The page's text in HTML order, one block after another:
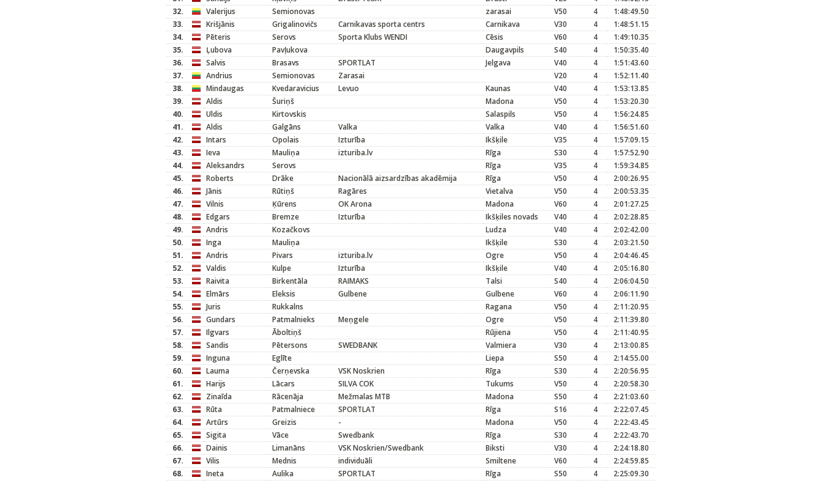
32.
Valerijus Semionovas zarasai V50 4
1:48:49.50
33.
Krišjānis Grigalinovičs Carnikavas sporta centrs Carnikava V30 4
1:48:51.15
34.
Pēteris Serovs Sporta Klubs WENDI Cēsis V60 4
1:49:10.35
35.
Ļubova Pavļukova Daugavpils S40 4
1:50:35.40
36.
Salvis Brasavs SPORTLAT Jelgava V40 4
1:51:43.60
37.
Andrius Semionovas Zarasai V20 4
1:52:11.40
38.
Mindaugas Kvedaravicius Levuo Kaunas V40 4
1:53:13.85
39.
Aldis Šuriņš Madona V50 4
1:53:20.30
40.
Uldis Kirtovskis Salaspils V50 4
1:56:24.85
41.
Aldis Galgāns Valka Valka V40 4
1:56:51.60
42.
Intars Opolais Izturība Ikšķile V35 4
1:57:09.15
43.
Ieva Mauliņa izturiba.lv Rīga S30 4
1:57:52.90
44.
Aleksandrs Serovs Rīga V35 4
1:59:34.85
45.
Roberts Drāke Nacionālā aizsardzības akadēmija Rīga V50 4
2:00:26.95
46.
Jānis Rūtiņš Ragāres Vietalva V50 4
2:00:53.35
47.
Vilnis Ķūrens OK Arona Madona V60 4
2:01:27.25
48.
Edgars Bremze Izturība Ikšķiles novads V40 4
2:02:28.85
49.
Andris Kozačkovs Ludza V40 4
2:02:42.00
50.
Inga Mauliņa Ikšķile S30 4
2:03:21.50
51.
Andris Pivars izturiba.lv Ogre V50 4
2:04:46.45
52.
Valdis Kulpe Izturība Ikšķile V40 4
2:05:16.80
53.
Raivita Birkentāla RAIMAKS Talsi S40 4
2:06:04.50
54.
Elmārs Eleksis Gulbene Gulbene V60 4
2:06:11.90
55.
Juris Rukkalns Ragana V50 4
2:11:20.95
56.
Gundars Patmalnieks Meņgele Ogre V50 4
2:11:39.80
57.
Ilgvars Āboltiņš Rūjiena V50 4
2:11:40.95
58.
Sandis Pētersons SWEDBANK Valmiera V30 4
2:13:00.85
59.
Inguna Eglīte Liepa S50 4
2:14:55.00
60.
Lauma Čerņevska VSK Noskrien Rīga S30 4
2:20:56.95
61.
Harijs Lācars SILVA COK Tukums V50 4
2:20:58.30
62.
Zinaīda Rācenāja Mežmalas MTB Madona S50 4
2:21:03.60
63.
Rūta Patmalniece SPORTLAT Rīga S16 4
2:22:07.45
64.
Artūrs Greizis - Madona V50 4
2:22:43.45
65.
Sigita Vāce Swedbank Rīga S30 4
2:22:43.70
66.
Dainis Limanāns VSK Noskrien/Swedbank Biksti V30 4
2:24:18.80
67.
Vilis Mednis individuāli Smiltene V60 4
2:24:59.85
68.
Ineta Aulika SPORTLAT Rīga S50 4
2:25:09.30